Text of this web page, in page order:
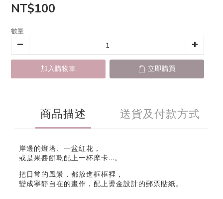
NT$100
數量
加入購物車 立即購買
商品描述 送貨及付款方式
岸邊的燈塔、一盆紅花，
或是果醬餅乾配上一杯摩卡...。
把日常的風景，都放進框框裡，
變成寧靜自在的畫作，配上燙金設計的郵票貼紙。